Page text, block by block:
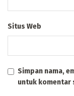
Situs Web
Simpan nama,
untuk komentar